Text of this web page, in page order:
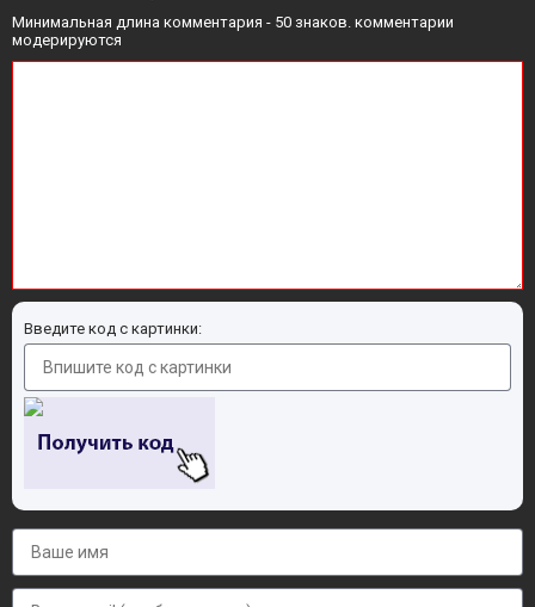
Минимальная длина комментария - 50 знаков. комментарии
модерируются
Введите код с картинки: